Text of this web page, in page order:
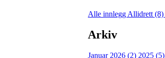
Alle innlegg Allidrett (8)
Arkiv
Januar 2026 (2) 2025 (5)